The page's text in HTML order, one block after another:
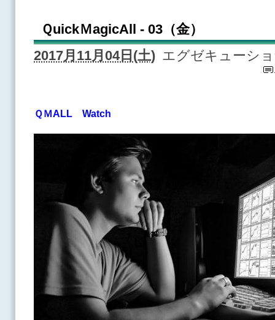
ＱuickＭagicAll - 03（金）
2017月11月04日(土) エグゼキューシ
ＱＭALL Watch